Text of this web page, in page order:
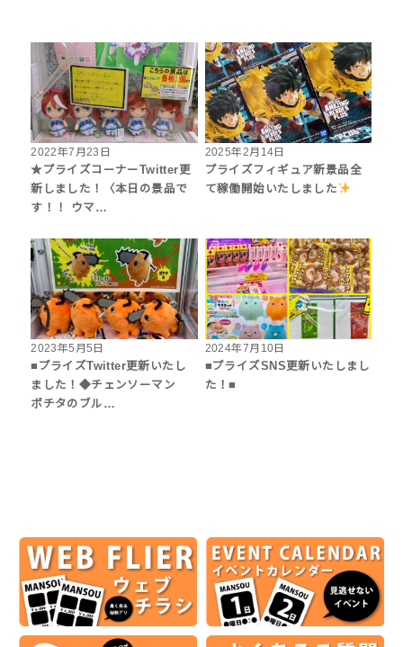
2022年7月23日
★プライズコーナーTwitter更
新しました！〈本日の景品で
す！！ ウマ…
2025年2月14日
プライズフィギュア新景品全
て稼働開始いたしました
2023年5月5日
■プライズTwitter更新いたし
ました！◆チェンソーマン
ポチタのブル…
2024年7月10日
■プライズSNS更新いたしまし
た！■